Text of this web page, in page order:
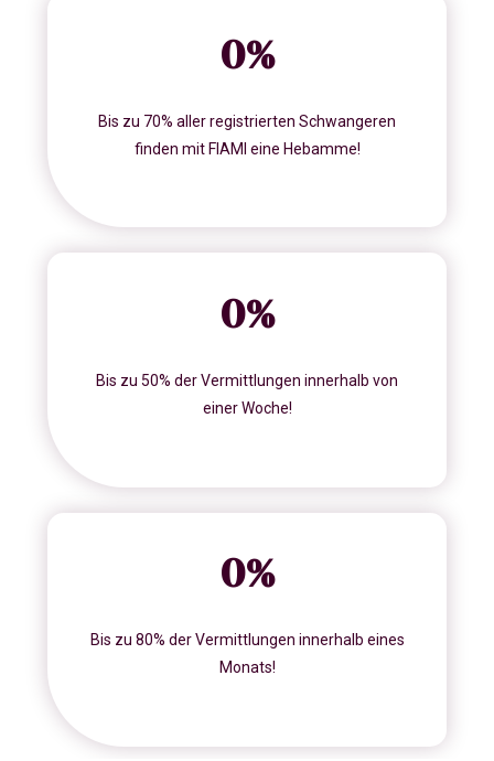
0%
Bis zu 70% aller registrierten Schwangeren
finden mit FIAMI eine Hebamme!
0%
Bis zu 50% der Vermittlungen innerhalb von
einer Woche!
0%
Bis zu 80% der Vermittlungen innerhalb eines
Monats!